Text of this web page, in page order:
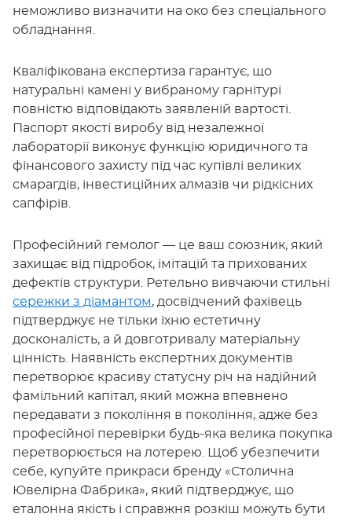
неможливо визначити на око без спеціального
обладнання.
Кваліфікована експертиза гарантує, що
натуральні камені у вибраному гарнітурі
повністю відповідають заявленій вартості.
Паспорт якості виробу від незалежної
лабораторії виконує функцію юридичного та
фінансового захисту під час купівлі великих
смарагдів, інвестиційних алмазів чи рідкісних
сапфірів.
Професійний гемолог — це ваш союзник, який
захищає від підробок, імітацій та прихованих
дефектів структури. Ретельно вивчаючи стильні
сережки з діамантом, досвідчений фахівець
підтверджує не тільки їхню естетичну
досконалість, а й довготривалу матеріальну
цінність. Наявність експертних документів
перетворює красиву статусну річ на надійний
фамільний капітал, який можна впевнено
передавати з покоління в покоління, адже без
професійної перевірки будь-яка велика покупка
перетворюється на лотерею. Щоб убезпечити
себе, купуйте прикраси бренду «Столична
Ювелірна Фабрика», який підтверджує, що
еталонна якість і справжня розкіш можуть бути